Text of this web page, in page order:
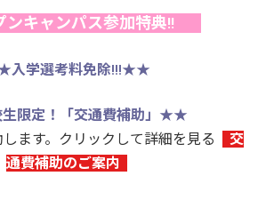
キャンパス参加特典!!
入学選考料免除!!!★★
限定！「交通費補助」 ★★
ます。クリックして詳細を見る
交
通費補助のご案内